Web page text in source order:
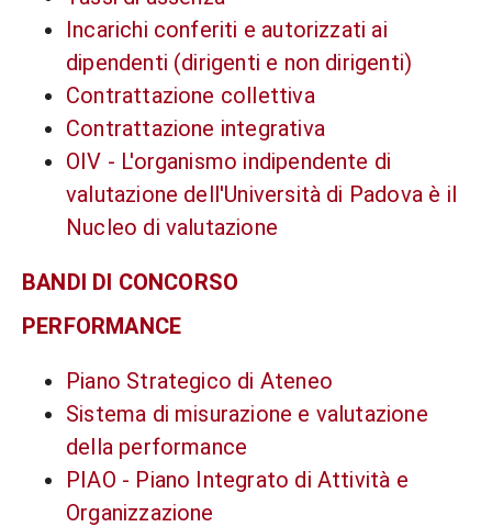
Incarichi conferiti e autorizzati ai
dipendenti (dirigenti e non dirigenti)
Contrattazione collettiva
Contrattazione integrativa
OIV - L'organismo indipendente di
valutazione dell'Università di Padova è il
Nucleo di valutazione
BANDI DI CONCORSO
PERFORMANCE
Piano Strategico di Ateneo
Sistema di misurazione e valutazione
della performance
PIAO - Piano Integrato di Attività e
Organizzazione